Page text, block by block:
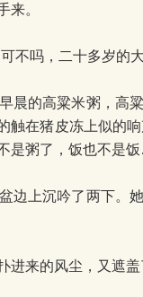
来。
吗，二十多岁的
的高粱米粥，高粱
触在猪皮冻上似的
是粥了，饭也不是
上沉吟了两下。她
来的风尘，又遮盖